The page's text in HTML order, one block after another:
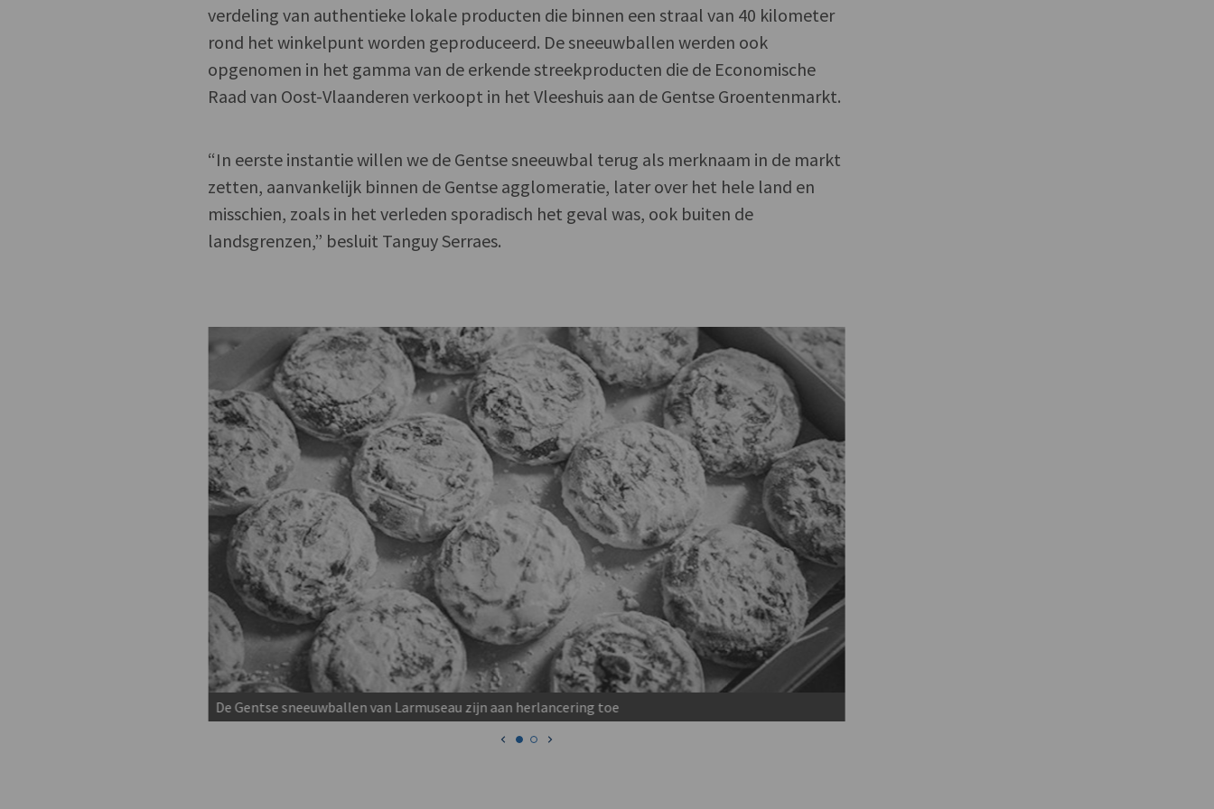
verdeling van authentieke lokale producten die binnen een straal van 40 kilometer
rond het winkelpunt worden geproduceerd. De sneeuwballen werden ook
opgenomen in het gamma van de erkende streekproducten die de Economische
Raad van Oost-Vlaanderen verkoopt in het Vleeshuis aan de Gentse Groentenmarkt.
“In eerste instantie willen we de Gentse sneeuwbal terug als merknaam in de markt
zetten, aanvankelijk binnen de Gentse agglomeratie, later over het hele land en
misschien, zoals in het verleden sporadisch het geval was, ook buiten de
landsgrenzen,” besluit Tanguy Serraes.
De Gentse sneeuwballen van Larmuseau zijn aan herlancering toe